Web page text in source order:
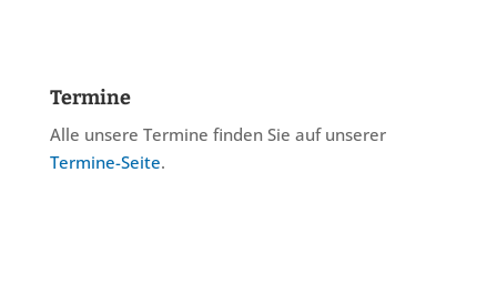
Termine
Alle unsere Termine finden Sie auf unserer
Termine-Seite.